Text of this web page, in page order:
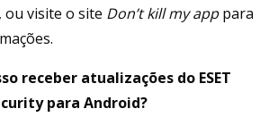
ou visite o site Don’t kill my apppara
receber atualizações do ESET
para Android?